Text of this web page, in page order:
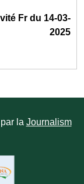
Fr du 14-03-
2025
la Journalism